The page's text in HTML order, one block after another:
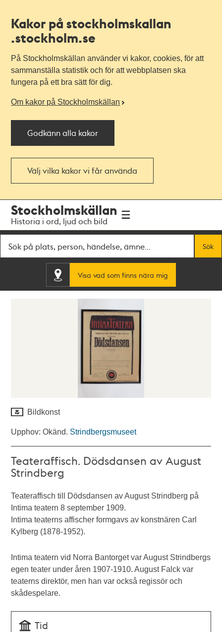
Kakor på stockholmskallan
.stockholm.se
På Stockholmskällan använder vi kakor, cookies, för att
sammanställa statistik och för att webbplatsen ska
fungera på ett bra sätt för dig.
Om kakor på Stockholmskällan
Godkänn alla kakor
Välj vilka kakor vi får använda
navigationen
huvudinnehållet
Stockholmskällan
Historia i ord, ljud och bild
Sök
Visa vad som finns nära mig
Bildkonst
Upphov: Okänd. Strindbergsmuseet
Teateraffisch. Dödsdansen av August
Strindberg
Teateraffisch till Dödsdansen av August Strindberg på
Intima teatern 8 september 1909.
Intima teaterns affischer formgavs av konstnären Carl
Kylberg (1878-1952).
Intima teatern vid Norra Bantorget var August Strindbergs
egen teater under åren 1907-1910. August Falck var
teaterns direktör, men han var också regissör och
skådespelare.
Tid